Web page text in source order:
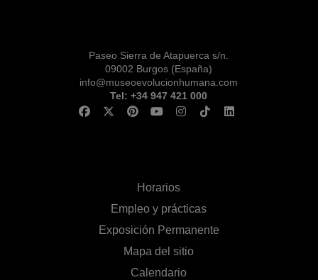
Paseo Sierra de Atapuerca s/n.
09002 Burgos (España)
info@museoevolucionhumana.com
Tel: +34 947 421 000
Horarios
Empleo y prácticas
Exposición Permanente
Mapa del sitio
Calendario